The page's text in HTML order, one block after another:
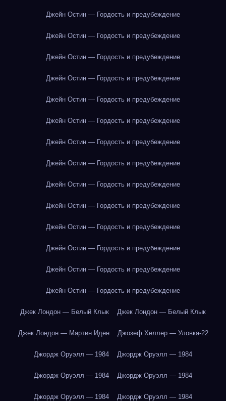
Джейн Остин — Гордость и предубеждение
Джейн Остин — Гордость и предубеждение
Джейн Остин — Гордость и предубеждение
Джейн Остин — Гордость и предубеждение
Джейн Остин — Гордость и предубеждение
Джейн Остин — Гордость и предубеждение
Джейн Остин — Гордость и предубеждение
Джейн Остин — Гордость и предубеждение
Джейн Остин — Гордость и предубеждение
Джейн Остин — Гордость и предубеждение
Джейн Остин — Гордость и предубеждение
Джейн Остин — Гордость и предубеждение
Джейн Остин — Гордость и предубеждение
Джейн Остин — Гордость и предубеждение
Джек Лондон — Белый Клык Джек Лондон — Белый Клык
Джек Лондон — Мартин Иден Джозеф Хеллер — Уловка-22
Джордж Оруэлл — 1984 Джордж Оруэлл — 1984
Джордж Оруэлл — 1984 Джордж Оруэлл — 1984
Джордж Оруэлл — 1984 Джордж Оруэлл — 1984